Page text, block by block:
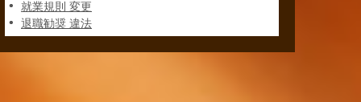
就業規則 変更
退職勧奨 違法